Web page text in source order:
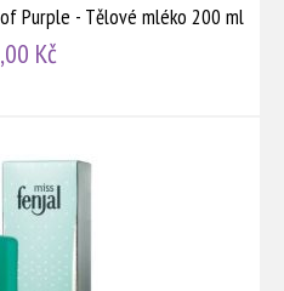
Purple - Tělové mléko 200 ml
Kč